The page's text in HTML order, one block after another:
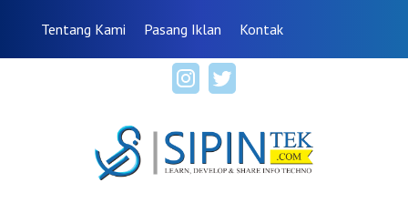
Tentang Kami Pasang Iklan Kontak